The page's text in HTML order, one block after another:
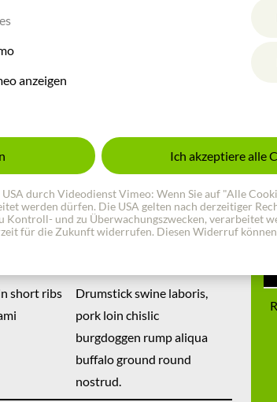
sirloin pork qui.
short ribs
Drumstick swine laboris,
pork loin chislic
burgdoggen rump aliqua
buffalo ground round
nostrud.
anzeigen
Ich akzeptiere alle
durch Videodienst Vimeo: Wenn Sie auf "Alle
werden dürfen. Die USA gelten nach derzeitiger
Kontroll- und zu Überwachungszwecken, verarbeitet
für die Zukunft widerrufen. Diesen Widerruf können